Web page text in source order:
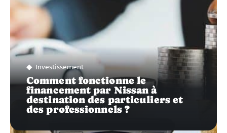
Investissement
Comment fonctionne le
financement par Nissan à
destination des particuliers et
des professionnels ?